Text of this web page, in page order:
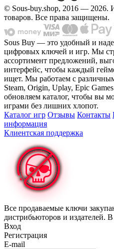
© Sous-buy.shop, 2016 — 2026.
товаров. Все права защищены.
Sous Buy — это удобный и
цифровых ключей и игр. Мы
ассортимент предложений,
интерфейс, чтобы каждый
ищет. Мы работаем с
Steam, Origin, Uplay, Epic
обновляем каталог, чтобы вы
играми без лишних хлопот.
Каталог игр Отзывы Контакты
информация
Клиентская поддержка
Все продаваемые ключи
дистрибьюторов и издателей.
Вход
Регистрация
E-mail